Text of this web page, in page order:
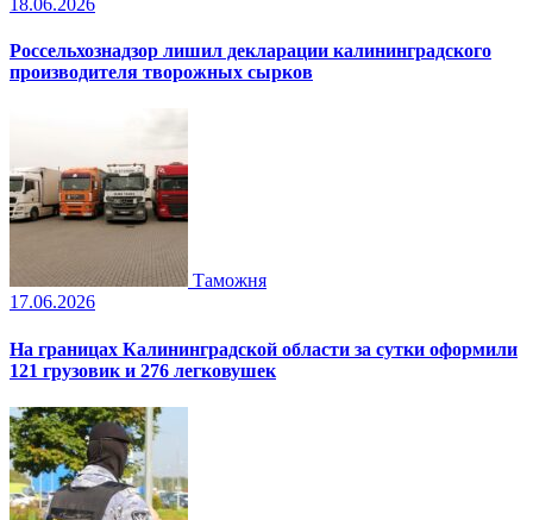
Россельхознадзор лишил декларации калининградского
производителя творожных сырков
Таможня
17.06.2026
На границах Калининградской области за сутки оформили
121 грузовик и 276 легковушек